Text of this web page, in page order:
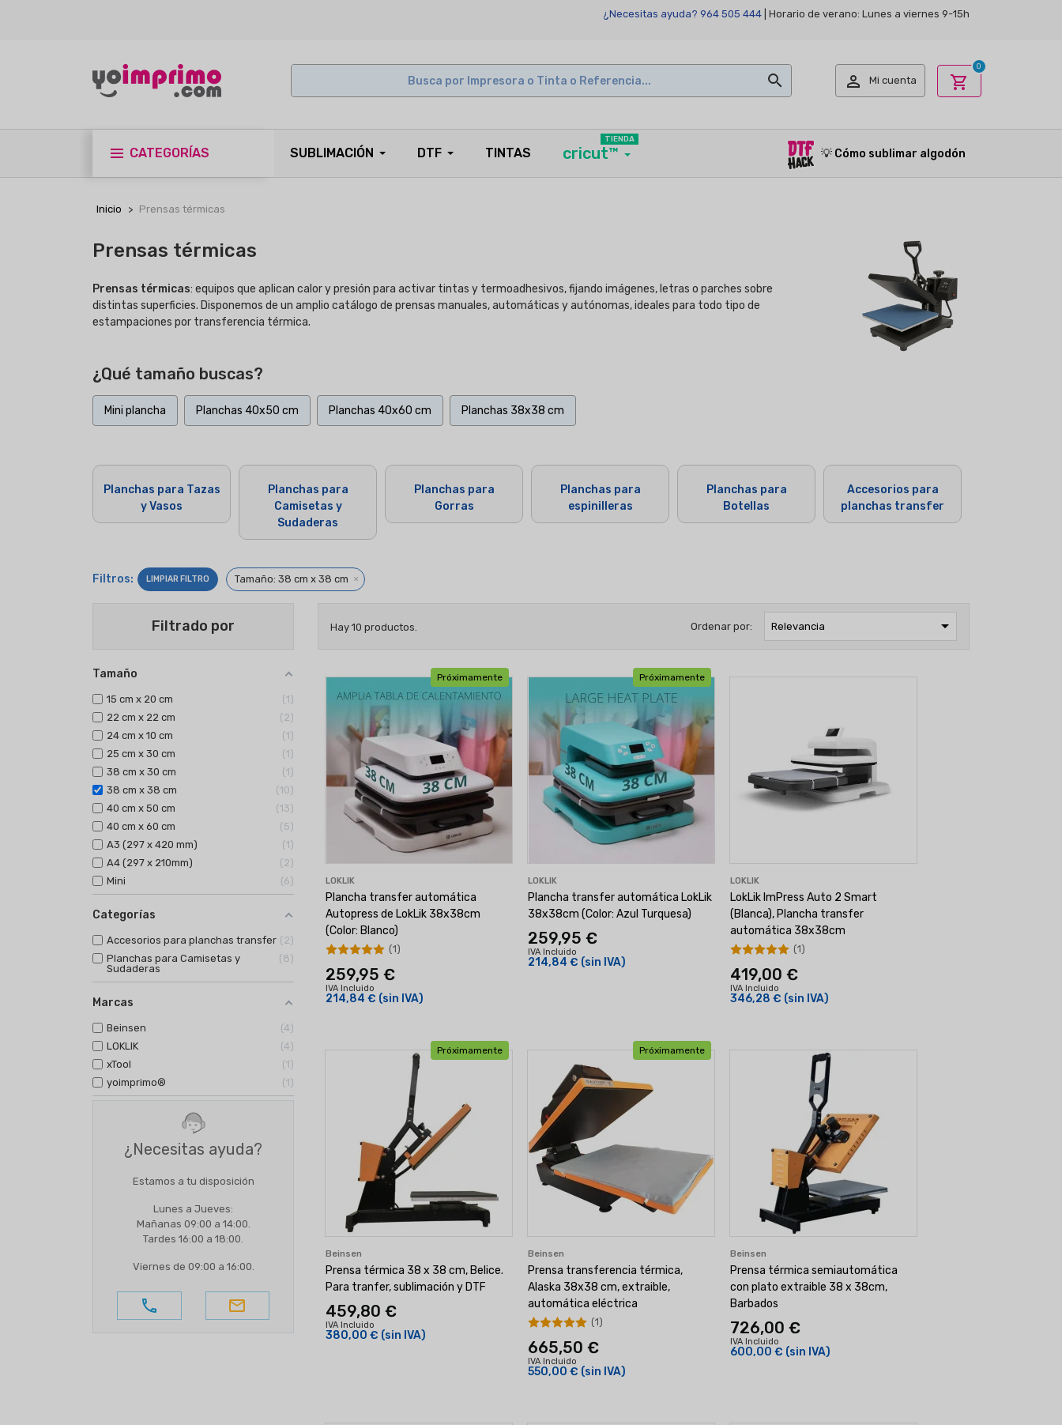
¿Necesitas ayuda? 964 505 444 | Horario de verano: Lunes a viernes 9-15h
  Mi cuenta shopping_cart
0
CATEGORÍAS SUBLIMACIÓN DTF TINTAS cricut™
TIENDA
💡 Cómo sublimar algodón
Inicio Prensas térmicas
Prensas térmicas
Prensas térmicas: equipos que aplican calor y presión para activar tintas y termoadhesivos, fijando imágenes, letras o parches sobre
distintas superficies. Disponemos de un amplio catálogo de prensas manuales, automáticas y autónomas, ideales para todo tipo de
estampaciones por transferencia térmica.
¿Qué tamaño buscas?
Mini plancha Planchas 40x50 cm Planchas 40x60 cm Planchas 38x38 cm
Planchas para Tazas
y Vasos
Planchas para
Camisetas y
Sudaderas
Planchas para
Gorras
Planchas para
espinilleras
Planchas para
Botellas
Accesorios para
planchas transfer
Filtros: LIMPIAR FILTRO Tamaño: 38 cm x 38 cm
Filtrado por
Tamaño
15 cm x 20 cm
1
22 cm x 22 cm
2
24 cm x 10 cm
1
25 cm x 30 cm
1
38 cm x 30 cm
1
38 cm x 38 cm
10
40 cm x 50 cm
13
40 cm x 60 cm
5
A3 (297 x 420 mm)
1
A4 (297 x 210mm)
2
Mini
6
Categorías
Accesorios para planchas transfer
2
Planchas para Camisetas y
Sudaderas
8
Marcas
Beinsen
4
LOKLIK
4
xTool
1
yoimprimo®
1
¿Necesitas ayuda?
Estamos a tu disposición
Lunes a Jueves:
Mañanas 09:00 a 14:00.
Tardes 16:00 a 18:00.
Viernes de 09:00 a 16:00.
call email
Hay 10 productos. Ordenar por: Relevancia 
Próximamente
LOKLIK
Plancha transfer automática
Autopress de LokLik 38x38cm
(Color: Blanco)
259,95 €
IVA Incluido
214,84 € (sin IVA)
(1)
Próximamente
LOKLIK
Plancha transfer automática LokLik
38x38cm (Color: Azul Turquesa)
259,95 €
IVA Incluido
214,84 € (sin IVA)
LOKLIK
LokLik ImPress Auto 2 Smart
(Blanca), Plancha transfer
automática 38x38cm
419,00 €
IVA Incluido
346,28 € (sin IVA)
(1)
Próximamente
Beinsen
Prensa térmica 38 x 38 cm, Belice.
Para tranfer, sublimación y DTF
459,80 €
IVA Incluido
380,00 € (sin IVA)
Próximamente
Beinsen
Prensa transferencia térmica,
Alaska 38x38 cm, extraible,
automática eléctrica
665,50 €
IVA Incluido
550,00 € (sin IVA)
(1)
Beinsen
Prensa térmica semiautomática
con plato extraible 38 x 38cm,
Barbados
726,00 €
IVA Incluido
600,00 € (sin IVA)